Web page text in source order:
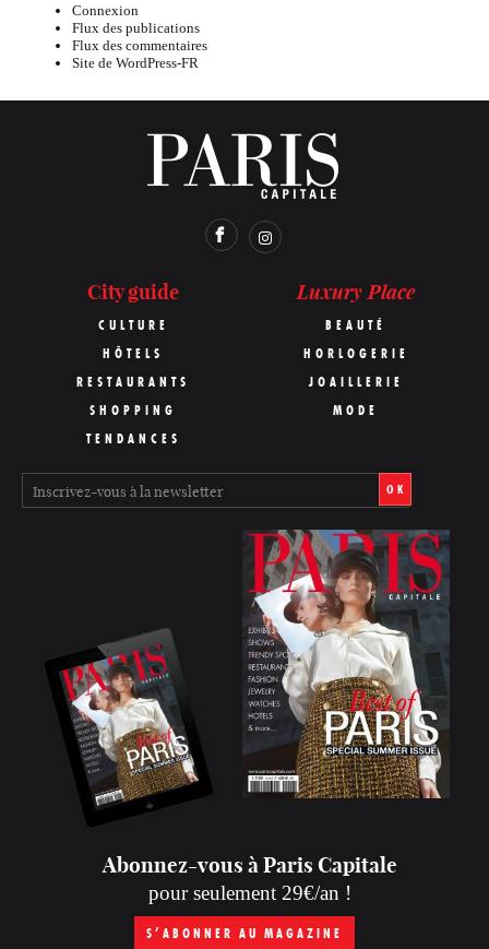
Connexion
Flux des publications
Flux des commentaires
Site de WordPress-FR
City guide
CULTURE
HÔTELS
RESTAURANTS
SHOPPING
TENDANCES
Luxury Place
BEAUTÉ
HORLOGERIE
JOAILLERIE
MODE
OK
Abonnez-vous à Paris Capitale
pour seulement 29€/an !
S’ABONNER AU MAGAZINE